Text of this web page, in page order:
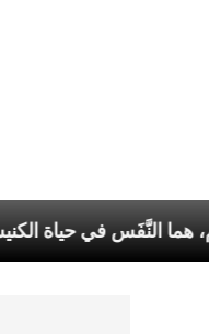
وكلّ يوم، هما